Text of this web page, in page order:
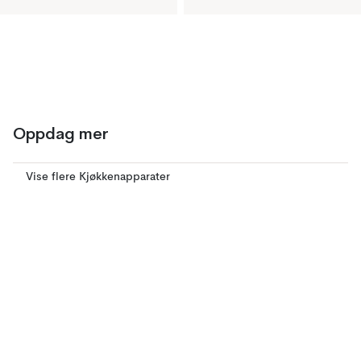
Oppdag mer
Vise flere Kjøkkenapparater